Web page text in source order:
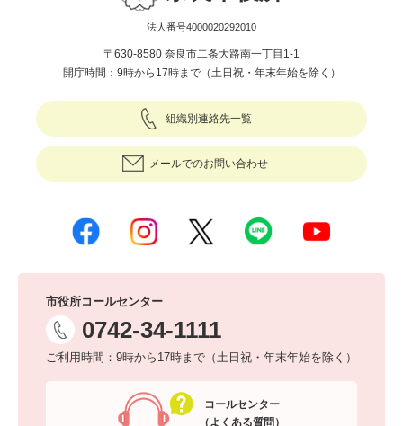
法人番号4000020292010
〒630-8580 奈良市二条大路南一丁目1-1
開庁時間：9時から17時まで（土日祝・年末年始を除く）
組織別連絡先一覧
メールでのお問い合わせ
市役所コールセンター
0742-34-1111
ご利用時間：9時から17時まで（土日祝・年末年始を除く）
コールセンター
（よくある質問）